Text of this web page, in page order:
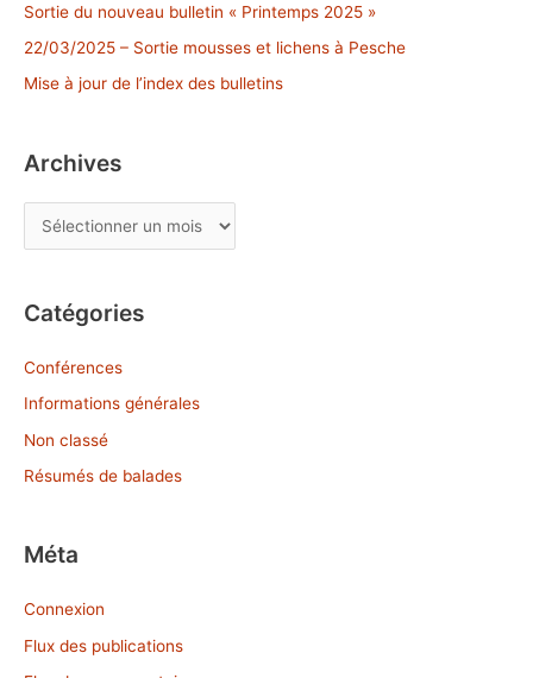
r
Sortie du nouveau bulletin « Printemps 2025 »
22/03/2025 – Sortie mousses et lichens à Pesche
Mise à jour de l’index des bulletins
Archives
r
h
v
e
s
Catégories
Conférences
Informations générales
Non classé
Résumés de balades
Méta
Connexion
Flux des publications